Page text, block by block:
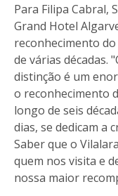
Para Filipa Cabral,
Grand Hotel
reconhecimento
de várias décadas.
distinção é um
o reconhecimento
longo de seis
dias, se dedicam a
Saber que o
quem nos visita e
nossa maior